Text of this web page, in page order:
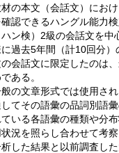
の本文（会話文）にお
認できるハングル能力
ン検）2級の会話文を中
過去5年間（計10回分
会話文に限定したのは
ある。
の文章形式では使用さ
てその語彙の品詞別語
いる各語彙の種類や分
況を照らし合わせて考
した結果と以前調査し